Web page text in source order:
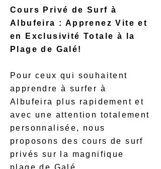
Cours Privé de Surf à
Albufeira : Apprenez Vite et
en Exclusivité Totale à la
Plage de Galé!
Pour ceux qui souhaitent
apprendre à surfer à
Albufeira plus rapidement et
avec une attention totalement
personnalisée, nous
proposons des cours de surf
privés sur la magnifique
plage de Galé.